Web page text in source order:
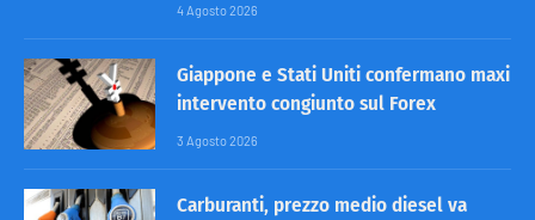
4 Agosto 2026
Giappone e Stati Uniti confermano maxi
intervento congiunto sul Forex
3 Agosto 2026
Carburanti, prezzo medio diesel va